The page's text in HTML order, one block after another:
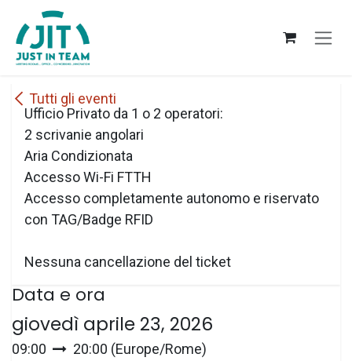
Passa al contenuto
Tutti gli eventi
Ufficio Privato da 1 o 2 operatori:
2 scrivanie angolari
Aria Condizionata
Accesso Wi-Fi FTTH
Accesso completamente autonomo e riservato
con TAG/Badge RFID
Nessuna cancellazione del ticket
Data e ora
giovedì aprile 23, 2026
09:00 20:00 (Europe/Rome)